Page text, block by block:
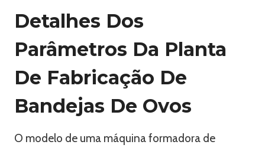
Detalhes Dos
Parâmetros Da Planta
De Fabricação De
Bandejas De Ovos
O modelo de uma máquina formadora de